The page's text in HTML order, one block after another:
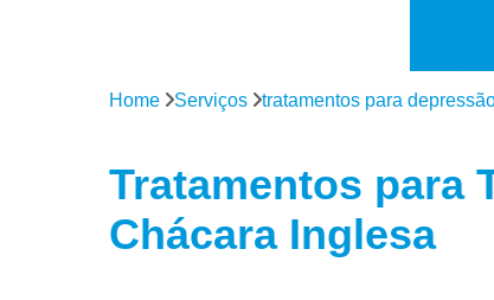
Home Serviços tratamentos para
Tratamentos para
Chácara Inglesa